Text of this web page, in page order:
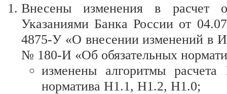
Внесены изменения в расчет
Указаниями Банка России от
4875-У «О внесении изменений в
№ 180-И «Об обязательных
изменены алгоритмы
норматива H1.1, Н1.2, Н1.0;